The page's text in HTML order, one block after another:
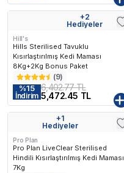
+2
Hediyeler
Hill's
Hills Sterilised Tavuklu
Kısırlaştırılmış Kedi Maması
8Kg+2Kg Bonus Paket
(9)
%15
İndirim
6,402.77 TL
5,472.45 TL
Kargo Bedava
En Çok Favorilenen
+1
Hediyeler
Pro Plan
Pro Plan LiveClear Sterilised
Hindili Kısırlaştırılmış Kedi Maması
7Kg